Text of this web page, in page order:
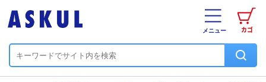
カゴ
メニュー